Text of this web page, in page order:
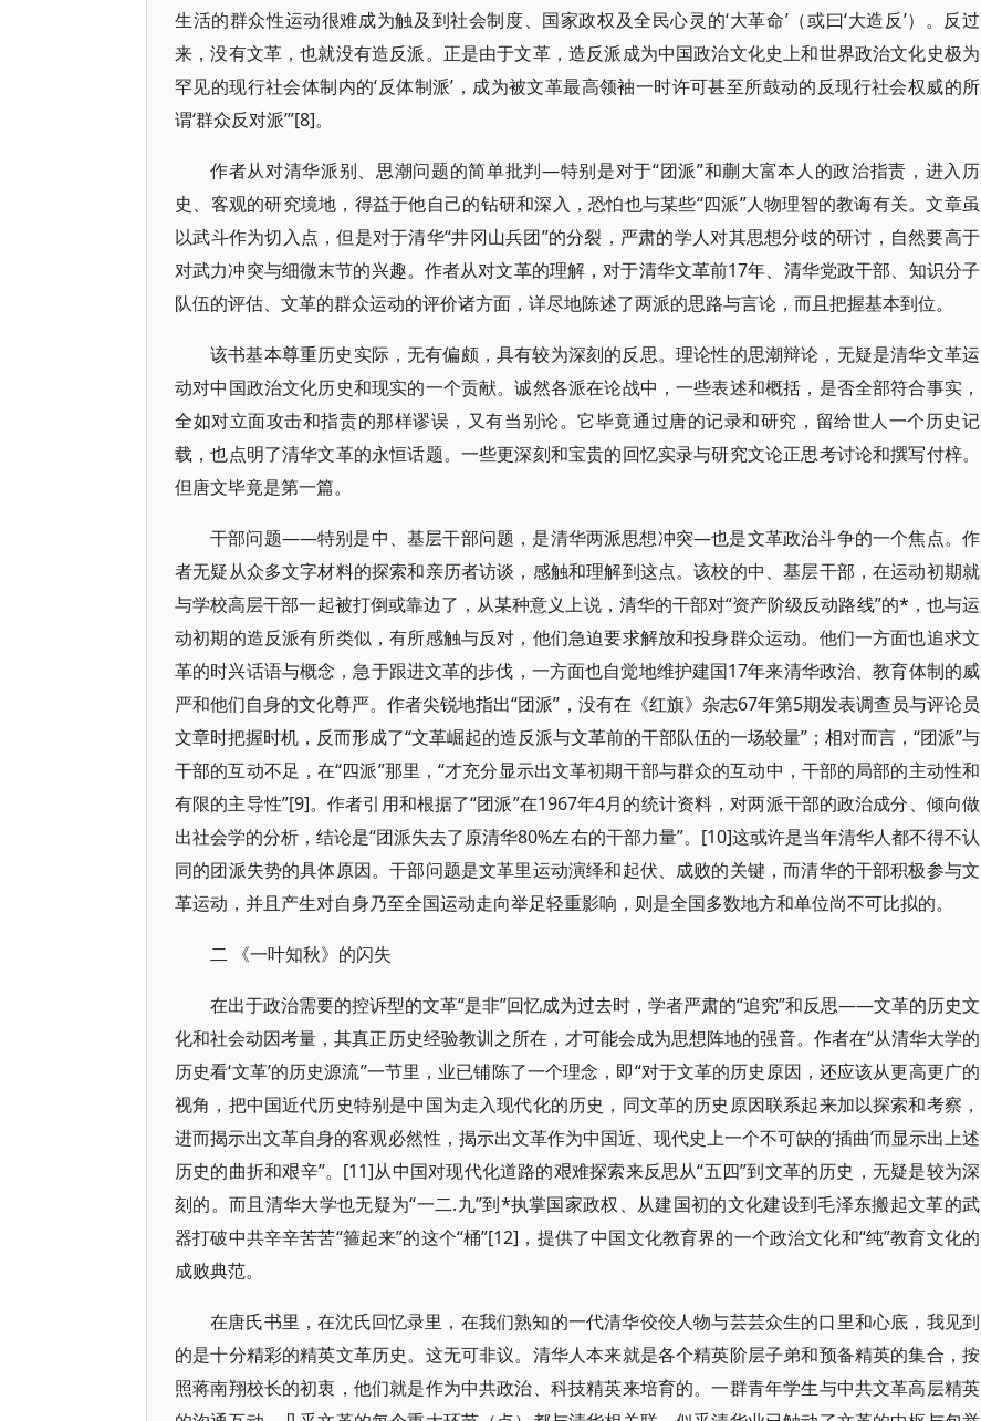
生活的群众性运动很难成为触及到社会制度、国家政权及全民心灵的‘大革命’（或曰‘大造反’）。反过
来，没有文革，也就没有造反派。正是由于文革，造反派成为中国政治文化史上和世界政治文化史极为
罕见的现行社会体制内的‘反体制派’，成为被文革最高领袖一时许可甚至所鼓动的反现行社会权威的所
谓‘群众反对派’”[8]。
作者从对清华派别、思潮问题的简单批判—特别是对于“团派”和蒯大富本人的政治指责，进入历
史、客观的研究境地，得益于他自己的钻研和深入，恐怕也与某些“四派”人物理智的教诲有关。文章虽
以武斗作为切入点，但是对于清华“井冈山兵团”的分裂，严肃的学人对其思想分歧的研讨，自然要高于
对武力冲突与细微末节的兴趣。作者从对文革的理解，对于清华文革前17年、清华党政干部、知识分子
队伍的评估、文革的群众运动的评价诸方面，详尽地陈述了两派的思路与言论，而且把握基本到位。
该书基本尊重历史实际，无有偏颇，具有较为深刻的反思。理论性的思潮辩论，无疑是清华文革运
动对中国政治文化历史和现实的一个贡献。诚然各派在论战中，一些表述和概括，是否全部符合事实，
全如对立面攻击和指责的那样谬误，又有当别论。它毕竟通过唐的记录和研究，留给世人一个历史记
载，也点明了清华文革的永恒话题。一些更深刻和宝贵的回忆实录与研究文论正思考讨论和撰写付梓。
但唐文毕竟是第一篇。
干部问题——特别是中、基层干部问题，是清华两派思想冲突—也是文革政治斗争的一个焦点。作
者无疑从众多文字材料的探索和亲历者访谈，感触和理解到这点。该校的中、基层干部，在运动初期就
与学校高层干部一起被打倒或靠边了，从某种意义上说，清华的干部对“资产阶级反动路线”的*，也与运
动初期的造反派有所类似，有所感触与反对，他们急迫要求解放和投身群众运动。他们一方面也追求文
革的时兴话语与概念，急于跟进文革的步伐，一方面也自觉地维护建国17年来清华政治、教育体制的威
严和他们自身的文化尊严。作者尖锐地指出“团派”，没有在《红旗》杂志67年第5期发表调查员与评论员
文章时把握时机，反而形成了“文革崛起的造反派与文革前的干部队伍的一场较量”；相对而言，“团派”与
干部的互动不足，在“四派”那里，“才充分显示出文革初期干部与群众的互动中，干部的局部的主动性和
有限的主导性”[9]。作者引用和根据了“团派”在1967年4月的统计资料，对两派干部的政治成分、倾向做
出社会学的分析，结论是“团派失去了原清华80%左右的干部力量”。[10]这或许是当年清华人都不得不认
同的团派失势的具体原因。干部问题是文革里运动演绎和起伏、成败的关键，而清华的干部积极参与文
革运动，并且产生对自身乃至全国运动走向举足轻重影响，则是全国多数地方和单位尚不可比拟的。
二 《一叶知秋》的闪失
在出于政治需要的控诉型的文革“是非”回忆成为过去时，学者严肃的“追究”和反思——文革的历史文
化和社会动因考量，其真正历史经验教训之所在，才可能会成为思想阵地的强音。作者在“从清华大学的
历史看‘文革’的历史源流”一节里，业已铺陈了一个理念，即“对于文革的历史原因，还应该从更高更广的
视角，把中国近代历史特别是中国为走入现代化的历史，同文革的历史原因联系起来加以探索和考察，
进而揭示出文革自身的客观必然性，揭示出文革作为中国近、现代史上一个不可缺的‘插曲’而显示出上述
历史的曲折和艰辛”。[11]从中国对现代化道路的艰难探索来反思从“五四”到文革的历史，无疑是较为深
刻的。而且清华大学也无疑为“一二.九”到*执掌国家政权、从建国初的文化建设到毛泽东搬起文革的武
器打破中共辛辛苦苦“箍起来”的这个“桶”[12]，提供了中国文化教育界的一个政治文化和“纯”教育文化的
成败典范。
在唐氏书里，在沈氏回忆录里，在我们熟知的一代清华佼佼人物与芸芸众生的口里和心底，我见到
的是十分精彩的精英文革历史。这无可非议。清华人本来就是各个精英阶层子弟和预备精英的集合，按
照蒋南翔校长的初衷，他们就是作为中共政治、科技精英来培育的。一群青年学生与中共文革高层精英